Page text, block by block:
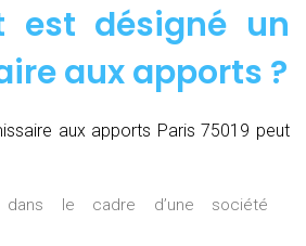
est désigné un
aux apports ?
aux apports Paris 75019 peut
dans le cadre d’une société